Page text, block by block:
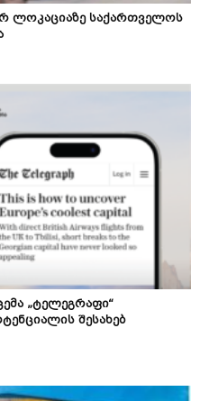
ლოკაციაზე საქართველოს
„ტელეგრაფი“
შესახებ